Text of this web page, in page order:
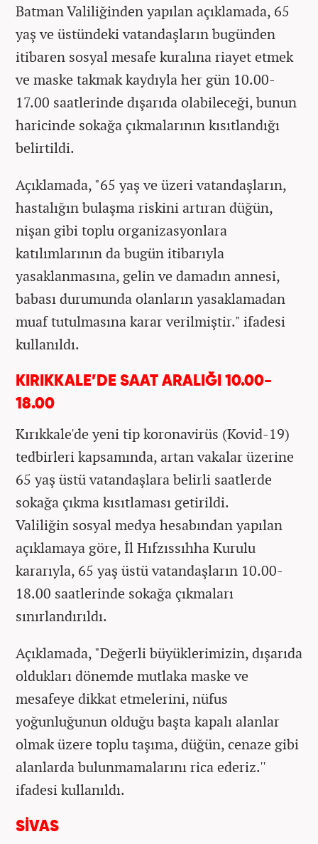
Batman Valiliğinden yapılan açıklamada, 65
yaş ve üstündeki vatandaşların bugünden
itibaren sosyal mesafe kuralına riayet etmek
ve maske takmak kaydıyla her gün 10.00-
17.00 saatlerinde dışarıda olabileceği, bunun
haricinde sokağa çıkmalarının kısıtlandığı
belirtildi.
Açıklamada, "65 yaş ve üzeri vatandaşların,
hastalığın bulaşma riskini artıran düğün,
nişan gibi toplu organizasyonlara
katılımlarının da bugün itibarıyla
yasaklanmasına, gelin ve damadın annesi,
babası durumunda olanların yasaklamadan
muaf tutulmasına karar verilmiştir." ifadesi
kullanıldı.
KIRIKKALE’DE SAAT ARALIĞI 10.00-
18.00
Kırıkkale'de yeni tip koronavirüs (Kovid-19)
tedbirleri kapsamında, artan vakalar üzerine
65 yaş üstü vatandaşlara belirli saatlerde
sokağa çıkma kısıtlaması getirildi.
Valiliğin sosyal medya hesabından yapılan
açıklamaya göre, İl Hıfzıssıhha Kurulu
kararıyla, 65 yaş üstü vatandaşların 10.00-
18.00 saatlerinde sokağa çıkmaları
sınırlandırıldı.
Açıklamada, "Değerli büyüklerimizin, dışarıda
oldukları dönemde mutlaka maske ve
mesafeye dikkat etmelerini, nüfus
yoğunluğunun olduğu başta kapalı alanlar
olmak üzere toplu taşıma, düğün, cenaze gibi
alanlarda bulunmamalarını rica ederiz.''
ifadesi kullanıldı.
SİVAS